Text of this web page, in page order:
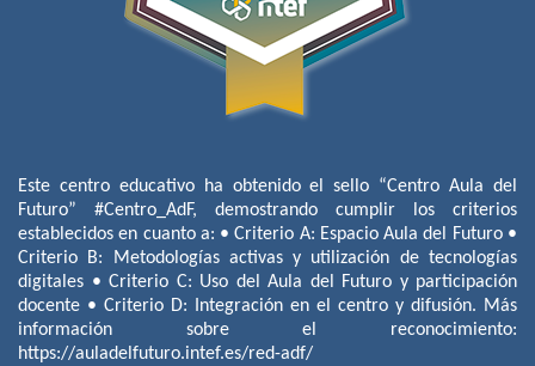
Este centro educativo ha obtenido el sello “Centro Aula del
Futuro” #Centro_AdF, demostrando cumplir los criterios
establecidos en cuanto a: • Criterio A: Espacio Aula del Futuro •
Criterio B: Metodologías activas y utilización de tecnologías
digitales • Criterio C: Uso del Aula del Futuro y participación
docente • Criterio D: Integración en el centro y difusión. Más
información sobre el reconocimiento:
https://auladelfuturo.intef.es/red-adf/